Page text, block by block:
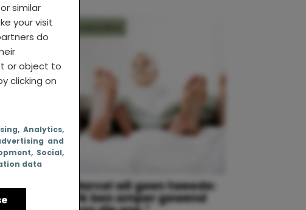
similar
your visit
do
or object to
clicking on
, Analytics,
and
, Social,
data
leuker Marcel wil geen tweede:
“Ik ben amper gewend